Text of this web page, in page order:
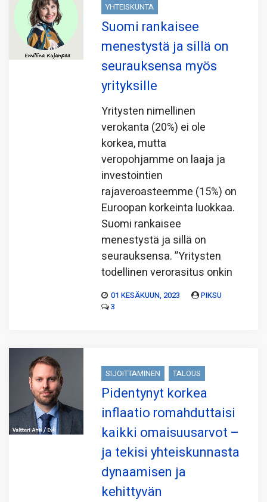
YHTEISKUNTA
Suomi rankaisee
menestystä ja sillä on
seurauksensa myös
yrityksille
Yritysten nimellinen
verokanta (20%) ei ole
korkea, mutta
veropohjamme on laaja ja
investointien
rajaveroasteemme (15%) on
Euroopan korkeinta luokkaa.
Suomi rankaisee
menestystä ja sillä on
seurauksensa. ”Yritysten
todellinen verorasitus onkin
01 KESÄKUUN, 2023
PIKSU
3
SIJOITTAMINEN TALOUS
Pidentynyt korkea
inflaatio romahduttaisi
kaikki omaisuusarvot –
ja tekisi yhteiskunnasta
dynaamisen ja
kehittyvän